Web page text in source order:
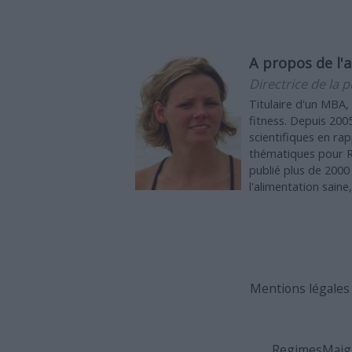
A propos de
Directrice de la
Titulaire d'un
fitness. Depuis
scientifiques en
thématiques pour
publié plus de
l'alimentation
Mentions